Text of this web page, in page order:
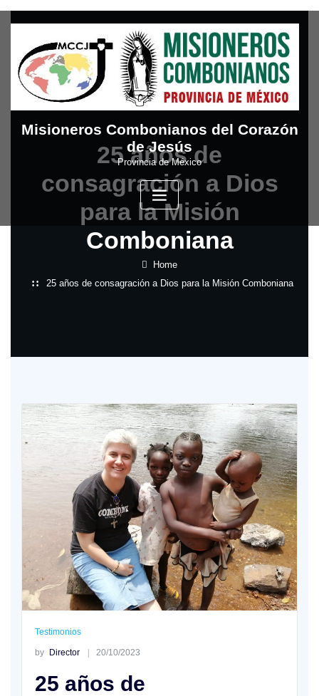
content
Misioneros Combonianos del Corazón
de Jesús
Provincia de México
25 años de
consagración a Dios
para la Misión
Comboniana
Home
25 años de consagración a Dios para la Misión Comboniana
Testimonios
by Director 20/10/2023
25 años de